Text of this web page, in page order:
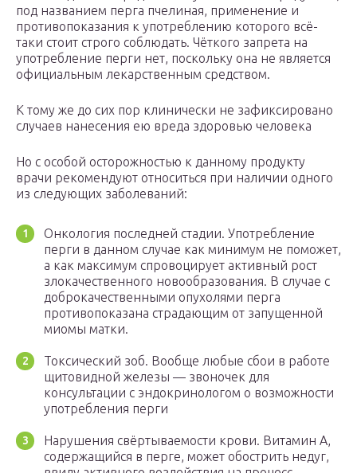
под названием перга пчелиная, применение и
противопоказания к употреблению которого всё-
таки стоит строго соблюдать. Чёткого запрета на
употребление перги нет, поскольку она не является
официальным лекарственным средством.
К тому же до сих пор клинически не зафиксировано
случаев нанесения ею вреда здоровью человека
Но с особой осторожностью к данному продукту
врачи рекомендуют относиться при наличии одного
из следующих заболеваний:
Онкология последней стадии. Употребление
перги в данном случае как минимум не поможет,
а как максимум спровоцирует активный рост
злокачественного новообразования. В случае с
доброкачественными опухолями перга
противопоказана страдающим от запущенной
миомы матки.
Токсический зоб. Вообще любые сбои в работе
щитовидной железы — звоночек для
консультации с эндокринологом о возможности
употребления перги
Нарушения свёртываемости крови. Витамин А,
содержащийся в перге, может обострить недуг,